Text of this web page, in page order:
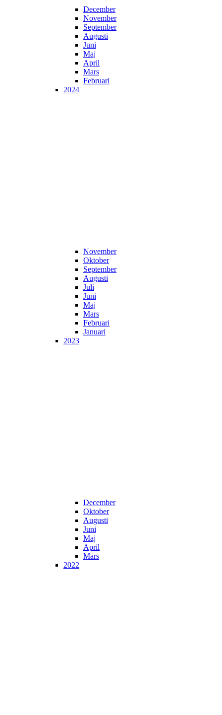
December
November
September
Augusti
Juni
Maj
April
Mars
Februari
2024
November
Oktober
September
Augusti
Juli
Juni
Maj
Mars
Februari
Januari
2023
December
Oktober
Augusti
Juni
Maj
April
Mars
2022